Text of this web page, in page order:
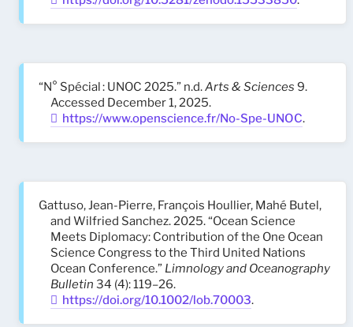
“N° Spécial : UNOC 2025.” n.d.Arts & Sciences 9.
Accessed December 1, 2025.
https://www.openscience.fr/No-Spe-UNOC.
Gattuso, Jean-Pierre, François Houllier, Mahé Butel,
and Wilfried Sanchez. 2025. “Ocean Science
Meets Diplomacy: Contribution of the One Ocean
Science Congress to the Third United Nations
Ocean Conference.” Limnology and Oceanography
Bulletin 34 (4): 119–26.
https://doi.org/10.1002/lob.70003.